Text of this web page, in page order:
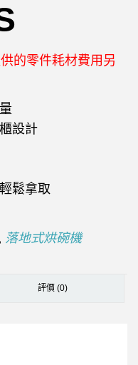
的零件耗材費用另
設計
鬆拿取
落地式烘碗機
評價 (0)